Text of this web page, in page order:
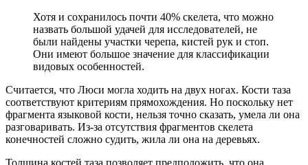
Хотя и сохранилось почти 40% скелета, что можно
назвать большой удачей для исследователей, не
были найдены участки черепа, кистей рук и стоп.
Они имеют большое значение для классификации
видовых особенностей.
Считается, что Люси могла ходить на двух ногах. Кости таза
соответствуют критериям прямохождения. Но поскольку нет
фрагмента языковой кости, нельзя точно сказать, умела ли она
разговаривать. Из-за отсутствия фрагментов скелета
конечностей сложно судить, жила ли она на деревьях.
Толщина костей таза позволяет предположить, что она